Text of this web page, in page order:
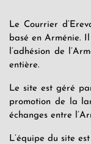
Le Courrier
basé en Arménie.
l’adhésion de
entière.
Le site est géré
promotion de la
échanges entre
L’équipe du site